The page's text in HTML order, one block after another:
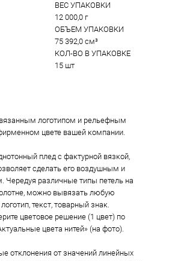
ВЕС УПАКОВКИ
12 000,0 г
ОБЪЕМ УПАКОВКИ
75 392,0 см³
КОЛ-ВО В УПАКОВКЕ
15 шт
логотипом и рельефным
цвете вашей компании.
плед с фактурной вязкой,
сделать его воздушным и
различные типы петель на
можно вывязать любую
текст, товарный знак.
цветовое решение (1 цвет) по
цвета нитей» (на фото).
отклонения от значений линейных